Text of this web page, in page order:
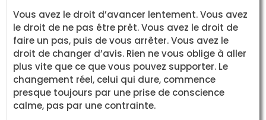
Vous avez le droit d’avancer lentement. Vous avez
le droit de ne pas être prêt. Vous avez le droit de
faire un pas, puis de vous arrêter. Vous avez le
droit de changer d’avis. Rien ne vous oblige à aller
plus vite que ce que vous pouvez supporter. Le
changement réel, celui qui dure, commence
presque toujours par une prise de conscience
calme, pas par une contrainte.